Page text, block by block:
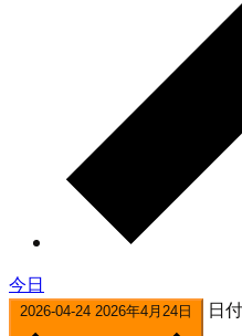
今日
2026-04-24 2026年4月24日 日